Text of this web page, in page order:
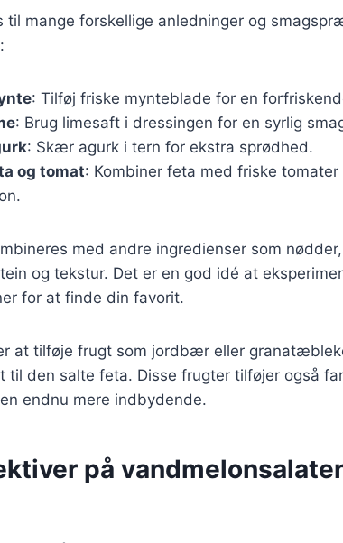
til mange forskellige anledninger og
: Tilføj friske mynteblade for en
: Brug limesaft i dressingen for en syrlig
: Skær agurk i tern for ekstra sprødhed.
og tomat: Kombiner feta med friske tomater
med andre ingredienser som
og tekstur. Det er en god idé at
for at finde din favorit.
at tilføje frugt som jordbær eller
til den salte feta. Disse frugter tilføjer også
endnu mere indbydende.
på